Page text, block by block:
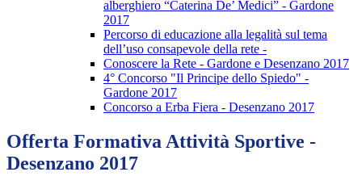
alberghiero “Caterina De’ Medici” - Gardone
2017
Percorso di educazione alla legalità sul tema
dell’uso consapevole della rete -
Conoscere la Rete - Gardone e Desenzano 2017
4° Concorso "Il Principe dello Spiedo" -
Gardone 2017
Concorso a Erba Fiera - Desenzano 2017
Offerta Formativa Attività Sportive -
Desenzano 2017